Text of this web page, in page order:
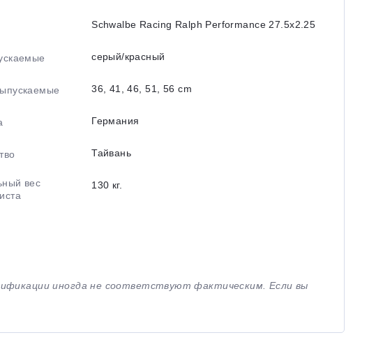
Schwalbe Racing Ralph Performance 27.5x2.25
серый/красный
36, 41, 46, 51, 56 cm
Германия
Тайвань
вес
130 кг.
иногда не соответствуют фактическим. Если вы